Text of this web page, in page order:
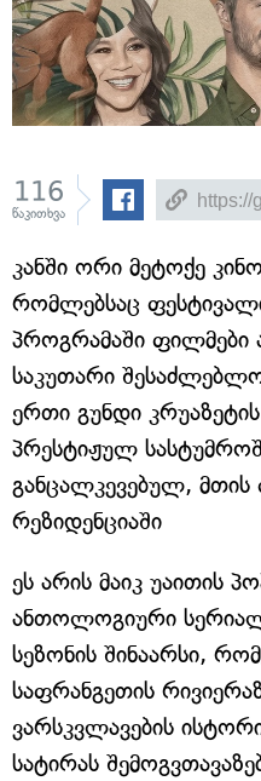
116
წაკითხვა
კანში ორი მეტოქე
რომლებსაც
პროგრამაში
საკუთარი
ერთი გუნდი
პრესტიჟულ
განცალკევებულ,
რეზიდენციაში
ეს არის მაიკ უაითის
ანთოლოგიური
სეზონის შინაარსი,
საფრანგეთის
ვარსკვლავების
სატირას